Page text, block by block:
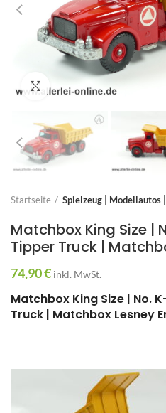
Zum Vergrößern anklicken
Startseite Spielzeug | Modellautos
Matchbox King Size |
Tipper Truck |
74,90€ inkl. MwSt.
Matchbox King Size | No.
Truck | Matchbox Lesney